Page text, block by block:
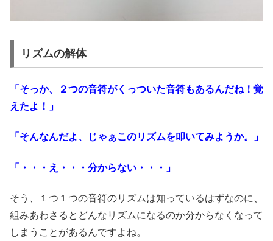
リズムの解体
「そっか、２つの音符がくっついた音符もあるんだね！覚
えたよ！」
「そんなんだよ、じゃぁこのリズムを叩いてみようか。」
「・・・え・・・分からない・・・」
そう、１つ１つの音符のリズムは知っているはずなのに、
組みあわさるとどんなリズムになるのか分からなくなって
しまうことがあるんですよね。